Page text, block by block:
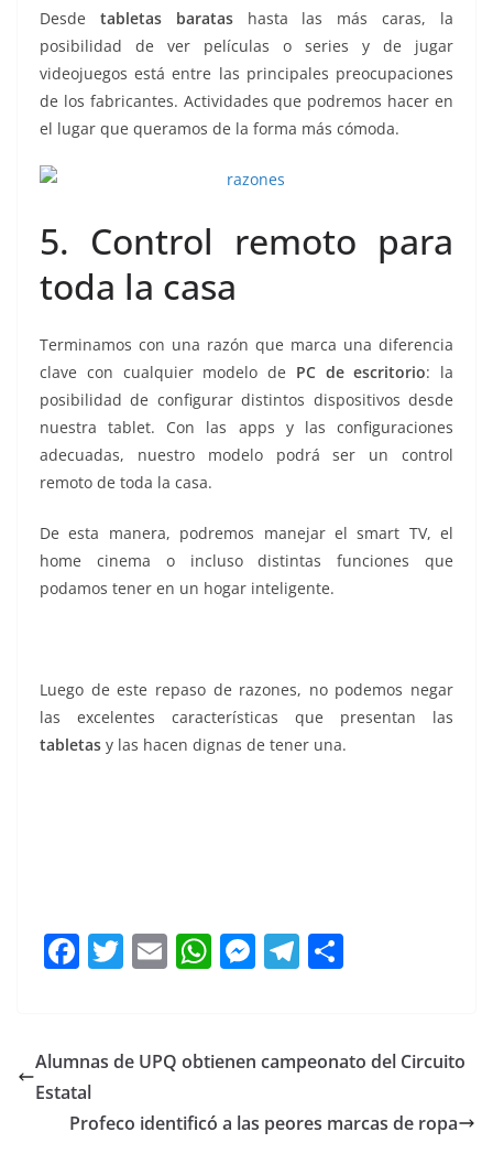
Desde tabletas baratashasta las más caras, la
posibilidad de ver películas o series y de jugar
videojuegos está entre las principales preocupaciones
de los fabricantes. Actividades que podremos hacer en
el lugar que queramos de la forma más cómoda.
5. Control remoto para
toda la casa
Terminamos con una razón que marca una diferencia
clave con cualquier modelo de PC de escritorio: la
posibilidad de configurar distintos dispositivos desde
nuestra tablet. Con las apps y las configuraciones
adecuadas, nuestro modelo podrá ser un control
remoto de toda la casa.
De esta manera, podremos manejar el smart TV, el
home cinema o incluso distintas funciones que
podamos tener en un hogar inteligente.
Luego de este repaso de razones, no podemos negar
las excelentes características que presentan las
tabletas y las hacen dignas de tener una.
F
e
b
o
T
er
E
l
W
s
p
M
e
g
T
gr
m
p
tir
Alumnas de UPQ obtienen campeonato del Circuito
Estatal
Profeco identificó a las peores marcas de ropa